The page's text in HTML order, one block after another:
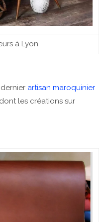
à Lyon
artisan maroquinier
les créations sur